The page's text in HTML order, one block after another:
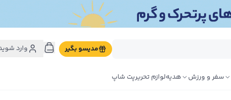
مدیسو بگیر وارد
سفر و ورزش هدیهلوازم تحریرپت شاپ